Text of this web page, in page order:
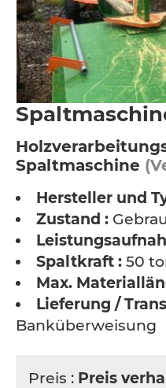
Spaltmaschine
Hersteller und
Zustand :
Spaltkraft : 50
Max.
Lieferung /
Banküberweisung
Preis : Preis